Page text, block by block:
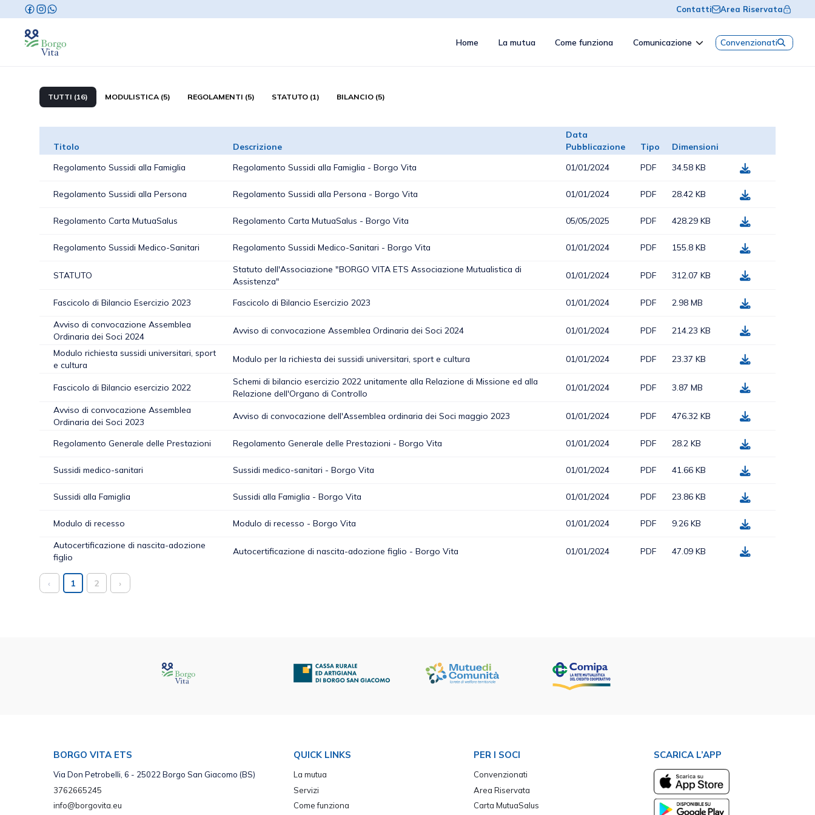
Contatti Area Riservata
Home La mutua Come funziona Comunicazione Convenzionati
TUTTI (16) MODULISTICA (5) REGOLAMENTI (5) STATUTO (1) BILANCIO (5)
Titolo Descrizione
Data
Pubblicazione
Tipo
Dimensioni
Regolamento Sussidi alla Famiglia
Regolamento Sussidi alla Famiglia - Borgo Vita 01/01/2024 PDF 34.58 KB
Regolamento Sussidi alla Persona Regolamento Sussidi alla Persona - Borgo Vita 01/01/2024 PDF 28.42 KB
Regolamento Carta MutuaSalus Regolamento Carta MutuaSalus - Borgo Vita 05/05/2025 PDF 428.29 KB
Regolamento Sussidi Medico-Sanitari Regolamento Sussidi Medico-Sanitari - Borgo Vita 01/01/2024 PDF 155.8 KB
STATUTO
Statuto dell'Associazione "BORGO VITA ETS Associazione Mutualistica di
Assistenza"
01/01/2024 PDF 312.07 KB
Fascicolo di Bilancio Esercizio 2023 Fascicolo di Bilancio Esercizio 2023 01/01/2024 PDF 2.98 MB
Avviso di convocazione Assemblea
Ordinaria dei Soci 2024
Avviso di convocazione Assemblea Ordinaria dei Soci 2024 01/01/2024 PDF 214.23 KB
Modulo richiesta sussidi universitari, sport
e cultura
Modulo per la richiesta dei sussidi universitari, sport e cultura 01/01/2024 PDF 23.37 KB
Fascicolo di Bilancio esercizio 2022
Schemi di bilancio esercizio 2022 unitamente alla Relazione di Missione ed alla
Relazione dell'Organo di Controllo
01/01/2024 PDF 3.87 MB
Avviso di convocazione Assemblea
Ordinaria dei Soci 2023
Avviso di convocazione dell'Assemblea ordinaria dei Soci maggio 2023 01/01/2024 PDF 476.32 KB
Regolamento Generale delle Prestazioni Regolamento Generale delle Prestazioni - Borgo Vita 01/01/2024 PDF 28.2 KB
Sussidi medico-sanitari Sussidi medico-sanitari - Borgo Vita 01/01/2024 PDF 41.66 KB
Sussidi alla Famiglia Sussidi alla Famiglia - Borgo Vita 01/01/2024 PDF 23.86 KB
Modulo di recesso Modulo di recesso - Borgo Vita 01/01/2024 PDF 9.26 KB
Autocertificazione di nascita-adozione
figlio
Autocertificazione di nascita-adozione figlio - Borgo Vita 01/01/2024 PDF 47.09 KB
‹ 1 2 ›
BORGO VITA ETS
Via Don Petrobelli, 6 - 25022 Borgo San Giacomo (BS)
3762665245
info@borgovita.eu
QUICK LINKS
La mutua
Servizi
Come funziona
PER I SOCI
Convenzionati
Area Riservata
Carta MutuaSalus
SCARICA L’APP